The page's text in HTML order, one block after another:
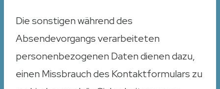
Die sonstigen während des
Absendevorgangs verarbeiteten
personenbezogenen Daten dienen dazu,
einen Missbrauch des Kontaktformulars zu